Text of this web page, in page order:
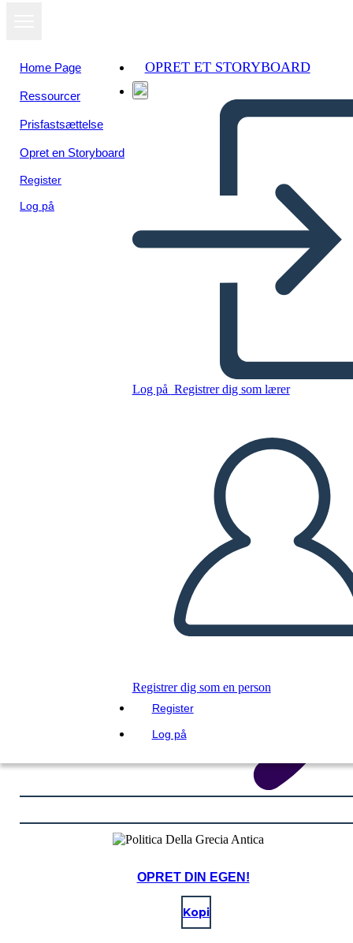
Home Page
Ressourcer
Prisfastsættelse
Opret en Storyboard
Register
Log på
OPRET ET STORYBOARD
Log på Registrer dig som lærer
Registrer dig som en person
Register
Log på
Kopier dette storyboard
AFSPIL DIASSHOW
LÆS FOR MIG
OPRET DIN EGEN!
Kopi